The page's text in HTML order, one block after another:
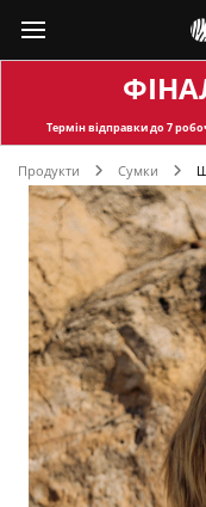
Термін відправкидо 7
Продукти Сумки